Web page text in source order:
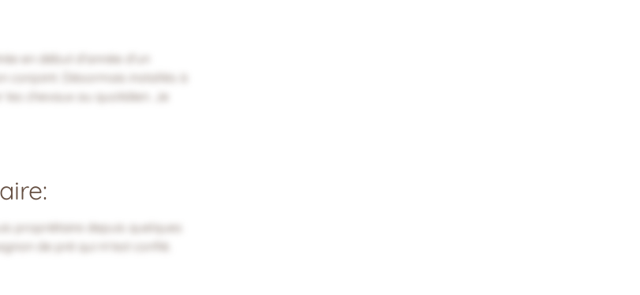
en début d'année d'un
conjoint. Désormais installés à
chevaux au quotidien. Je
propriétaire depuis quelques
de pré qui m'est confié.